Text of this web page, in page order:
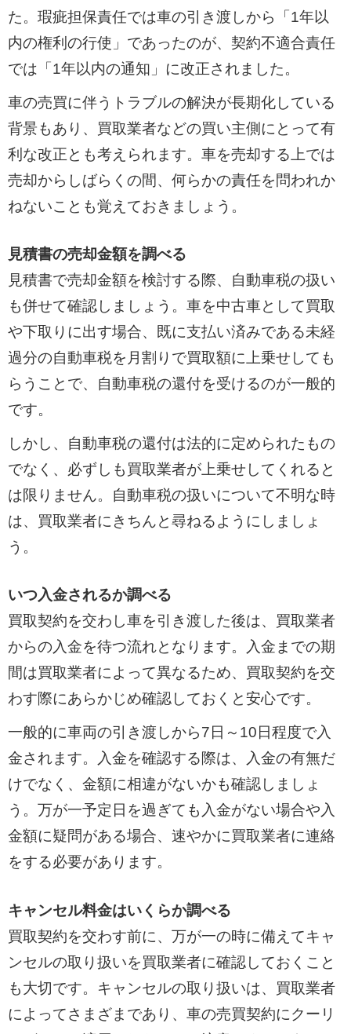
た。瑕疵担保責任では車の引き渡しから「1年以
内の権利の行使」であったのが、契約不適合責任
では「1年以内の通知」に改正されました。
車の売買に伴うトラブルの解決が長期化している
背景もあり、買取業者などの買い主側にとって有
利な改正とも考えられます。車を売却する上では
売却からしばらくの間、何らかの責任を問われか
ねないことも覚えておきましょう。
見積書の売却金額を調べる
見積書で売却金額を検討する際、自動車税の扱い
も併せて確認しましょう。車を中古車として買取
や下取りに出す場合、既に支払い済みである未経
過分の自動車税を月割りで買取額に上乗せしても
らうことで、自動車税の還付を受けるのが一般的
です。
しかし、自動車税の還付は法的に定められたもの
でなく、必ずしも買取業者が上乗せしてくれると
は限りません。自動車税の扱いについて不明な時
は、買取業者にきちんと尋ねるようにしましょ
う。
いつ入金されるか調べる
買取契約を交わし車を引き渡した後は、買取業者
からの入金を待つ流れとなります。入金までの期
間は買取業者によって異なるため、買取契約を交
わす際にあらかじめ確認しておくと安心です。
一般的に車両の引き渡しから7日～10日程度で入
金されます。入金を確認する際は、入金の有無だ
けでなく、金額に相違がないかも確認しましょ
う。万が一予定日を過ぎても入金がない場合や入
金額に疑問がある場合、速やかに買取業者に連絡
をする必要があります。
キャンセル料金はいくらか調べる
買取契約を交わす前に、万が一の時に備えてキャ
ンセルの取り扱いを買取業者に確認しておくこと
も大切です。キャンセルの取り扱いは、買取業者
によってさまざまであり、車の売買契約にクーリ